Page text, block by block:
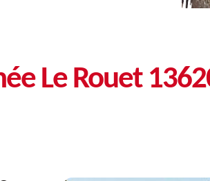
Le Rouet